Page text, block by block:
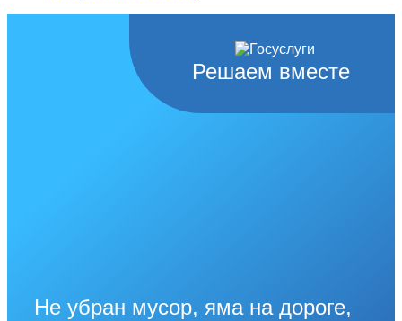
Решаем вместе
Не убран мусор, яма на дороге,